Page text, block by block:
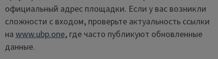
официальный адрес площадки. Если у вас возникли
сложности с входом, проверьте актуальность ссылки
наwww.ubp.one, где часто публикуют обновленные
данные.